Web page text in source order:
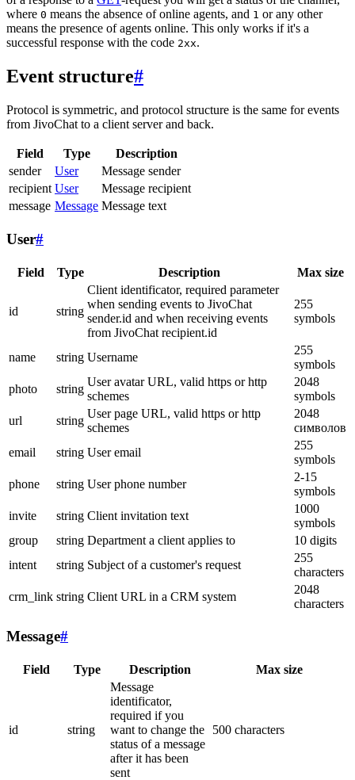
where 0 means the absence of online agents, and 1 or any other
means the presence of agents online. This only works if it's a
successful response with the code 2xx.
Event structure#
Protocol is symmetric, and protocol structure is the same for events
from JivoChat to a client server and back.
Field Type
Description
sender
User
Message sender
recipient User
Message recipient
message Message Message text
User#
Field Type Description Max size
id string
Client identificator, required parameter
when sending events to JivoChat
sender.id and when receiving events
from JivoChat recipient.id
255
symbols
name string Username
255
symbols
photo
string
User avatar URL, valid https or http
schemes
2048
symbols
url
string
User page URL, valid https or http
schemes
2048
символов
email
string User email
255
symbols
phone
string User phone number
2-15
symbols
invite
string Client invitation text
1000
symbols
group
string Department a client applies to
10 digits
intent
string Subject of a customer's request
255
characters
crm_link string Client URL in a CRM system
2048
characters
Message#
Field Type Description Max size
id string
Message
identificator,
required if you
want to change the
status of a message
after it has been
sent
500 characters